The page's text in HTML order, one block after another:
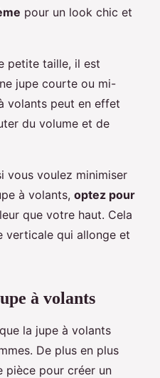
pour un look chic et
petite taille, il est
jupe courte ou mi-
volants peut en effet
du volume et de
vous voulez minimiser
à volants, optez pour
que votre haut. Cela
verticale qui allonge et
à volants
la jupe à volants
De plus en plus
pièce pour créer un